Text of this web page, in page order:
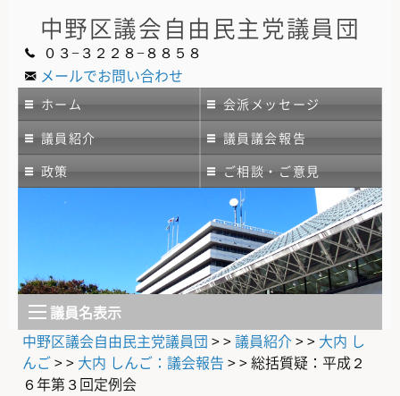
中野区議会自由民主党議員団
０３−３２２８−８８５８
メールでお問い合わせ
ホーム
会派メッセージ
議員紹介
議員議会報告
政策
ご相談・ご意見
議員名表示
中野区議会自由民主党議員団 > >議員紹介> > 大内 し
んご> > 大内 しんご：議会報告 > >総括質疑：平成２
６年第３回定例会